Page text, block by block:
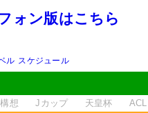
ォン版はこちら
ル スケジュール
想 Jカップ 天皇杯 ACL